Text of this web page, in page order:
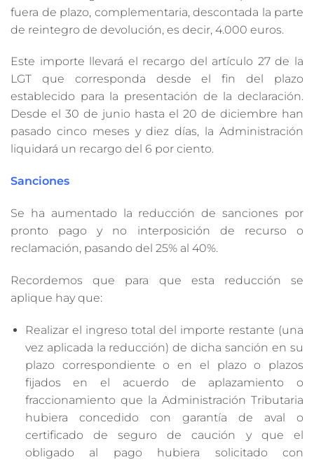
fuera de plazo, complementaria, descontada la parte
de reintegro de devolución, es decir, 4.000 euros.
Este importe llevará el recargo del artículo 27 de la
LGT que corresponda desde el fin del plazo
establecido para la presentación de la declaración.
Desde el 30 de junio hasta el 20 de diciembre han
pasado cinco meses y diez días, la Administración
liquidará un recargo del 6 por ciento.
Sanciones
Se ha aumentado la reducción de sanciones por
pronto pago y no interposición de recurso o
reclamación, pasando del 25% al 40%.
Recordemos que para que esta reducción se
aplique hay que:
Realizar el ingreso total del importe restante (una
vez aplicada la reducción) de dicha sanción en su
plazo correspondiente o en el plazo o plazos
fijados en el acuerdo de aplazamiento o
fraccionamiento que la Administración Tributaria
hubiera concedido con garantía de aval o
certificado de seguro de caución y que el
obligado al pago hubiera solicitado con